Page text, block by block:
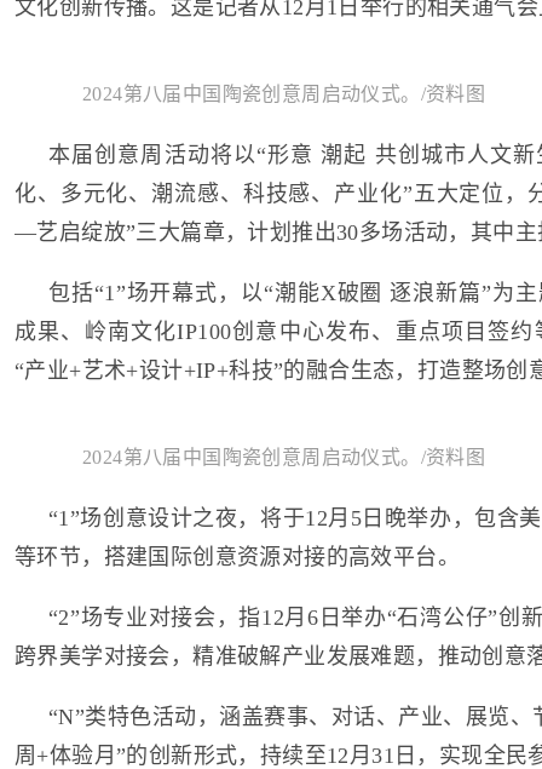
文化创新传播。这是记者从12月1日举行的相关通气
2024第八届中国陶瓷创意周启动仪式。/资料图
本届创意周活动将以“形意 潮起 共创城市人文
化、多元化、潮流感、科技感、产业化”五大定位
—艺启绽放”三大篇章，计划推出30多场活动，其中主
包括“1”场开幕式，以“潮能X破圈 逐浪新篇”为
成果、岭南文化IP100创意中心发布、重点项目签
“产业+艺术+设计+IP+科技”的融合生态，打造整场创
2024第八届中国陶瓷创意周启动仪式。/资料图
“1”场创意设计之夜，将于12月5日晚举办，包含
等环节，搭建国际创意资源对接的高效平台。
“2”场专业对接会，指12月6日举办“石湾公仔”创
跨界美学对接会，精准破解产业发展难题，推动创意
“N”类特色活动，涵盖赛事、对话、产业、展览
周+体验月”的创新形式，持续至12月31日，实现全民